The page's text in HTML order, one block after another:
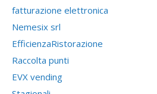
fatturazione elettronica
Nemesix srl
EfficienzaRistorazione
Raccolta punti
EVX vending